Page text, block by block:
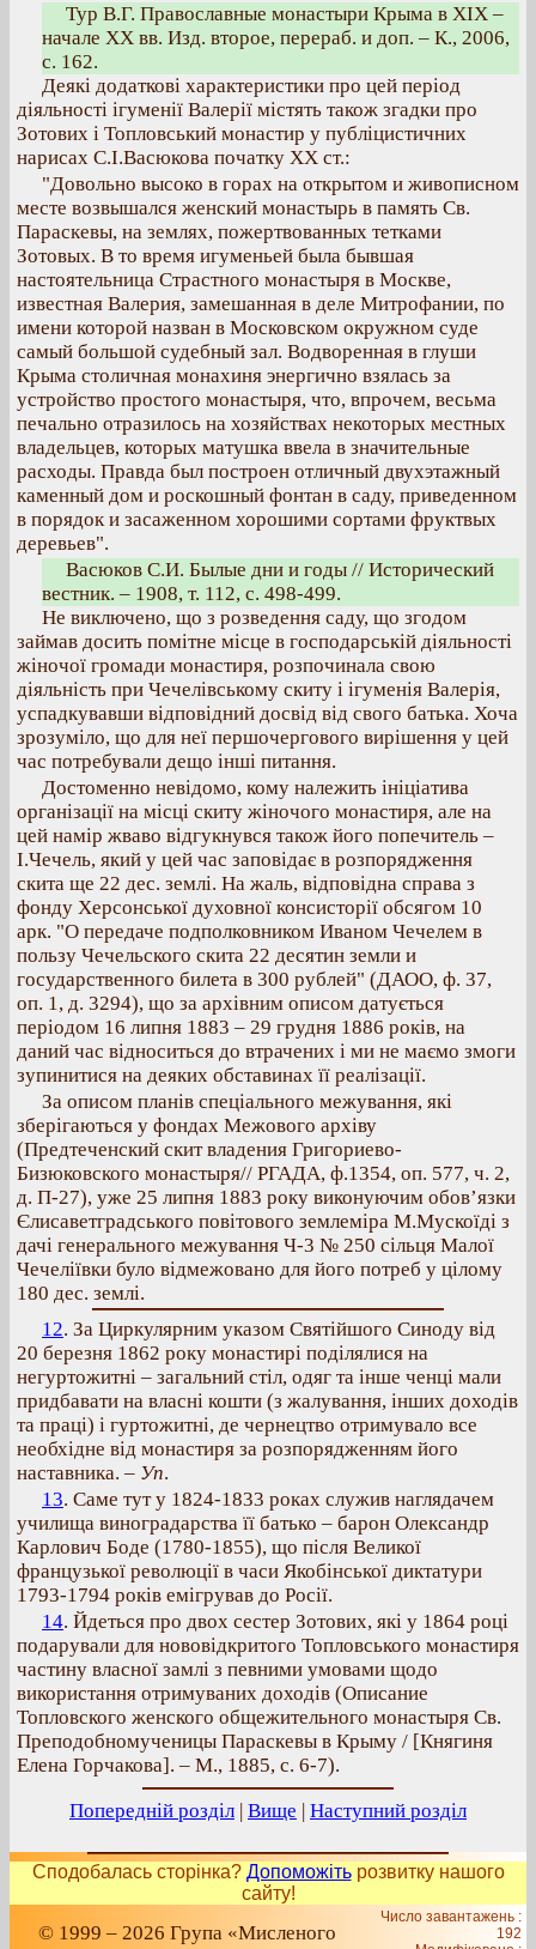
Тур В.Г. Православные монастыри Крыма в ХІХ –
начале ХХ вв. Изд. второе, перераб. и доп. – К., 2006,
с. 162.
Деякі додаткові характеристики про цей період
діяльності ігуменії Валерії містять також згадки про
Зотових і Топловський монастир у публіцистичних
нарисах С.І.Васюкова початку ХХ ст.:
"Довольно высоко в горах на открытом и живописном
месте возвышался женский монастырь в память Св.
Параскевы, на землях, пожертвованных тетками
Зотовых. В то время игуменьей была бывшая
настоятельница Страстного монастыря в Москве,
известная Валерия, замешанная в деле Митрофании, по
имени которой назван в Московском окружном суде
самый большой судебный зал. Водворенная в глуши
Крыма столичная монахиня энергично взялась за
устройство простого монастыря, что, впрочем, весьма
печально отразилось на хозяйствах некоторых местных
владельцев, которых матушка ввела в значительные
расходы. Правда был построен отличный двухэтажный
каменный дом и роскошный фонтан в саду, приведенном
в порядок и засаженном хорошими сортами фруктвых
деревьев".
Васюков С.И. Былые дни и годы // Исторический
вестник. – 1908, т. 112, с. 498-499.
Не виключено, що з розведення саду, що згодом
займав досить помітне місце в господарській діяльності
жіночої громади монастиря, розпочинала свою
діяльність при Чечелівському скиту і ігуменія Валерія,
успадкувавши відповідний досвід від свого батька. Хоча
зрозуміло, що для неї першочергового вирішення у цей
час потребували дещо інші питання.
Достоменно невідомо, кому належить ініціатива
організації на місці скиту жіночого монастиря, але на
цей намір жваво відгукнувся також його попечитель –
І.Чечель, який у цей час заповідає в розпорядження
скита ще 22 дес. землі. На жаль, відповідна справа з
фонду Херсонської духовної консисторії обсягом 10
арк. "О передаче подполковником Иваном Чечелем в
пользу Чечельского скита 22 десятин земли и
государственного билета в 300 рублей" (ДАОО, ф. 37,
оп. 1, д. 3294), що за архівним описом датується
періодом 16 липня 1883 – 29 грудня 1886 років, на
даний час відноситься до втрачених і ми не маємо змоги
зупинитися на деяких обставинах її реалізації.
За описом планів спеціального межування, які
зберігаються у фондах Межового архіву
(Предтеченский скит владения Григориево-
Бизюковского монастыря// РГАДА, ф.1354, оп. 577, ч. 2,
д. П-27), уже 25 липня 1883 року виконуючим обов’язки
Єлисаветградського повітового землеміра М.Мускоїді з
дачі генерального межування Ч-3 № 250 сільця Малої
Чечеліївки було відмежовано для його потреб у цілому
180 дес. землі.
12. За Циркулярним указом Святійшого Синоду від
20 березня 1862 року монастирі поділялися на
негуртожитні – загальний стіл, одяг та інше ченці мали
придбавати на власні кошти (з жалування, інших доходів
та праці) і гуртожитні, де чернецтво отримувало все
необхідне від монастиря за розпорядженням його
наставника. – Уп.
13. Саме тут у 1824-1833 роках служив наглядачем
училища виноградарства її батько – барон Олександр
Карлович Боде (1780-1855), що після Великої
французької революції в часи Якобінської диктатури
1793-1794 років емігрував до Росії.
14. Йдеться про двох сестер Зотових, які у 1864 році
подарували для нововідкритого Топловського монастиря
частину власної замлі з певними умовами щодо
використання отримуваних доходів (Описание
Топловского женского общежительного монастыря Св.
Преподобномученицы Параскевы в Крыму / [Княгиня
Елена Горчакова]. – М., 1885, с. 6-7).
Попередній розділ | Вище | Наступний розділ
Сподобалась сторінка? Допоможітьрозвитку нашого
сайту!
© 1999 – 2026 Група «Мисленого
Число завантажень :
192